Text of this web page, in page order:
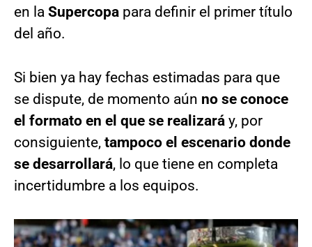
en la Supercopa para definir el primer título
del año.
Si bien ya hay fechas estimadas para que
se dispute, de momento aún no se conoce
el formato en el que se realizará y, por
consiguiente, tampoco el escenario donde
se desarrollará, lo que tiene en completa
incertidumbre a los equipos.